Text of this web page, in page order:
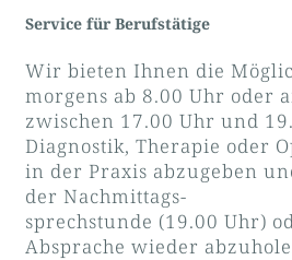
Service für Berufstätige
Wir bieten Ihnen die
morgens ab 8.00 Uhr oder
zwischen 17.00 Uhr und
Diagnostik, Therapie oder
in der Praxis abzugeben
der Nachmittags-
sprechstunde (19.00 Uhr)
Absprache wieder